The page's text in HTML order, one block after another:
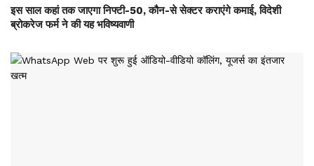
इस साल कहां तक जाएगा निफ्टी-50, कौन-से सेक्‍टर कराएंगे कमाई, विदेशी
ब्रोकरेज फर्म ने की यह भविष्‍यवाणी